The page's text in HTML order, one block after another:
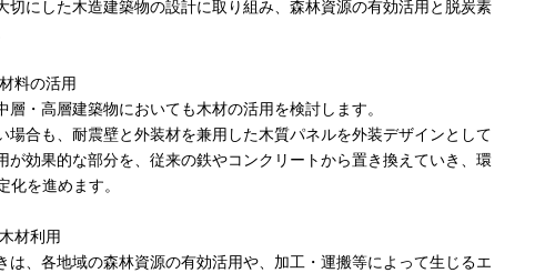
切にした木造建築物の設計に取り組み、森林資源の有効活用と脱炭素
料の活用
・高層建築物においても木材の活用を検討します。
場合も、耐震壁と外装材を兼用した木質パネルを外装デザインとして
が効果的な部分を、従来の鉄やコンクリートから置き換えていき、環
を進めます。
材利用
は、各地域の森林資源の有効活用や、加工・運搬等によって生じるエ